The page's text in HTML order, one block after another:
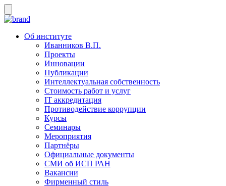
Об институте
Иванников В.П.
Проекты
Инновации
Публикации
Интеллектуальная собственность
Стоимость работ и услуг
IT аккредитация
Противодействие коррупции
Курсы
Семинары
Мероприятия
Партнёры
Официальные документы
СМИ об ИСП РАН
Вакансии
Фирменный стиль